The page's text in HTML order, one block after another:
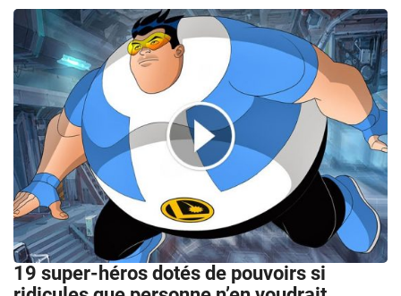
19 super-héros dotés de pouvoirs si